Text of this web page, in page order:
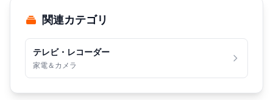
関連カテゴリ
テレビ・レコーダー
家電＆カメラ